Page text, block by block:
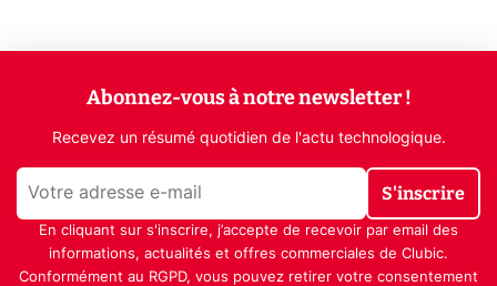
Abonnez-vous à notre newsletter !
Recevez un résumé quotidien de l'actu technologique.
S'inscrire
En cliquant sur s'inscrire, j’accepte de recevoir par email des
informations, actualités et offres commerciales de Clubic.
Conformément au RGPD, vous pouvez retirer votre consentement